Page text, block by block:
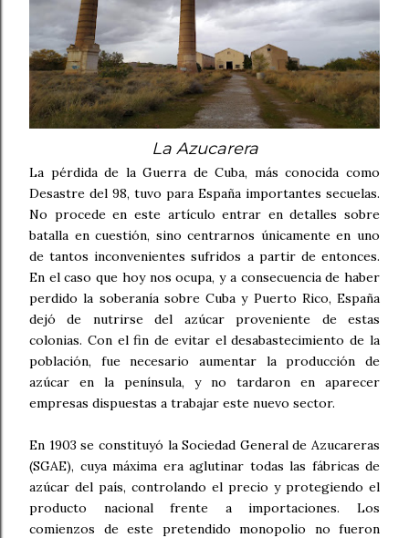
La Azucarera
La pérdida de la Guerra de Cuba, más conocida como
Desastre del 98, tuvo para España importantes secuelas.
No procede en este artículo entrar en detalles sobre
batalla en cuestión, sino centrarnos únicamente en uno
de tantos inconvenientes sufridos a partir de entonces.
En el caso que hoy nos ocupa, y a consecuencia de haber
perdido la soberanía sobre Cuba y Puerto Rico, España
dejó de nutrirse del azúcar proveniente de estas
colonias. Con el fin de evitar el desabastecimiento de la
población, fue necesario aumentar la producción de
azúcar en la península, y no tardaron en aparecer
empresas dispuestas a trabajar este nuevo sector.
En 1903 se constituyó la Sociedad General de Azucareras
(SGAE), cuya máxima era aglutinar todas las fábricas de
azúcar del país, controlando el precio y protegiendo el
producto nacional frente a importaciones. Los
comienzos de este pretendido monopolio no fueron